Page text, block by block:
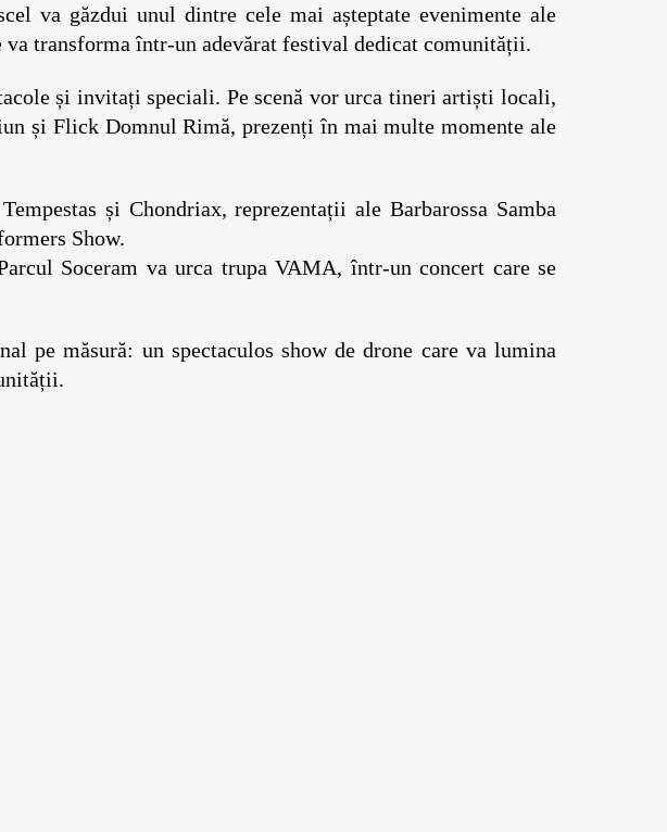
va găzdui unul dintre cele mai așteptate evenimente ale
transforma într-un adevărat festival dedicat comunității.
și invitați speciali. Pe scenă vor urca tineri artiști locali,
și Flick Domnul Rimă, prezenți în mai multe momente ale
și Chondriax, reprezentații ale Barbarossa Samba
Show.
Soceram va urca trupa VAMA, într-un concert care se
pe măsură: un spectaculos show de drone care va lumina